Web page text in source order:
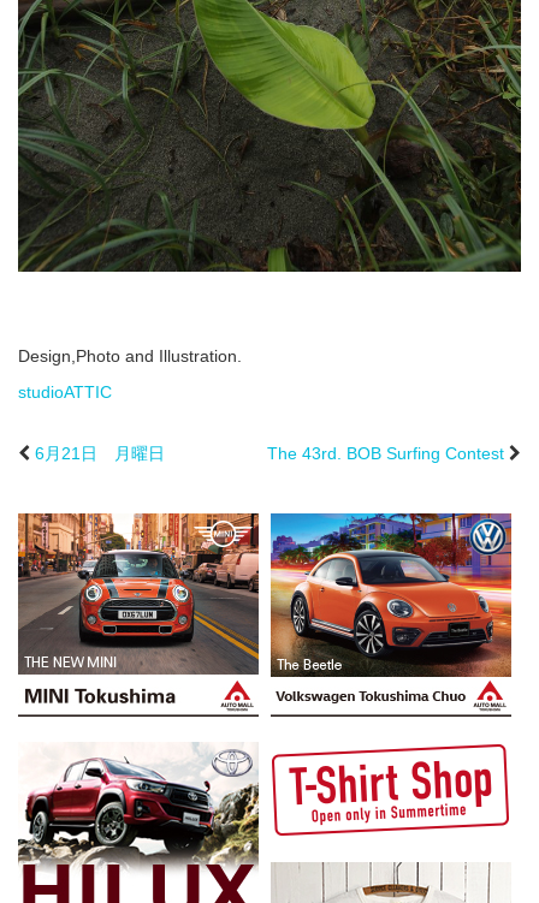
Design,Photo and Illustration.
studioATTIC
6月21日 月曜日 The 43rd. BOB Surfing Contest